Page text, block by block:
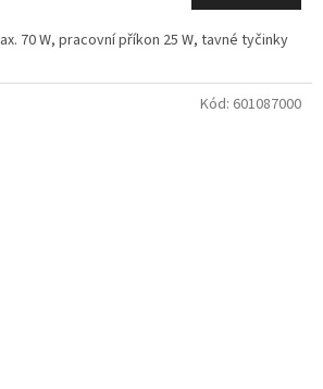
70 W, pracovní příkon 25 W, tavné tyčinky
Kód: 601087000